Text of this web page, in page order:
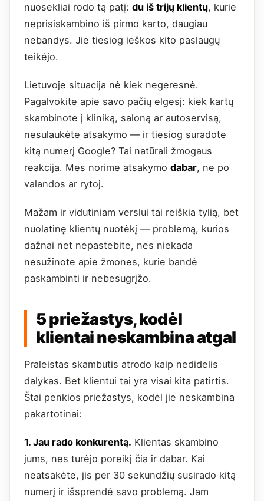
nuosekliai rodo tą patį: du iš trijų klientų, kurie
neprisiskambino iš pirmo karto, daugiau
nebandys. Jie tiesiog ieškos kito paslaugų
teikėjo.
Lietuvoje situacija nė kiek negeresnė.
Pagalvokite apie savo pačių elgesį: kiek kartų
skambinote į kliniką, saloną ar autoservisą,
nesulaukėte atsakymo — ir tiesiog suradote
kitą numerį Google? Tai natūrali žmogaus
reakcija. Mes norime atsakymo dabar, ne po
valandos ar rytoj.
Mažam ir vidutiniam verslui tai reiškia tylią, bet
nuolatinę klientų nuotėkį — problemą, kurios
dažnai net nepastebite, nes niekada
nesužinote apie žmones, kurie bandė
paskambinti ir nebesugrįžo.
5 priežastys, kodėl
klientai neskambina atgal
Praleistas skambutis atrodo kaip nedidelis
dalykas. Bet klientui tai yra visai kita patirtis.
Štai penkios priežastys, kodėl jie neskambina
pakartotinai:
1. Jau rado konkurentą. Klientas skambino
jums, nes turėjo poreikį čia ir dabar. Kai
neatsakėte, jis per 30 sekundžių susirado kitą
numerį ir išsprendė savo problemą. Jam